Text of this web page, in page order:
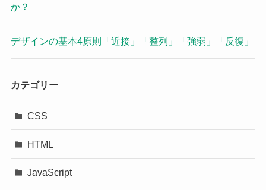
か？
デザインの基本4原則「近接」「整列」「強弱」「反復」
カテゴリー
CSS
HTML
JavaScript